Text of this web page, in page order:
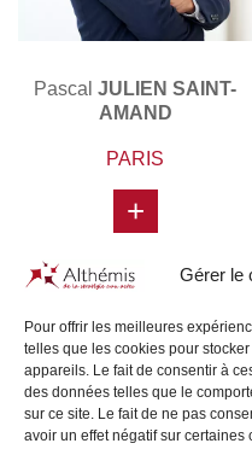
Gérer le
Pour offrir les meilleures
telles que les cookies pour
appareils. Le fait de consentir à
des données telles que le
sur ce site. Le fait de ne pas
avoir un effet négatif sur certaines
Pascal JULIEN SAINT-
AMAND
PARIS
+